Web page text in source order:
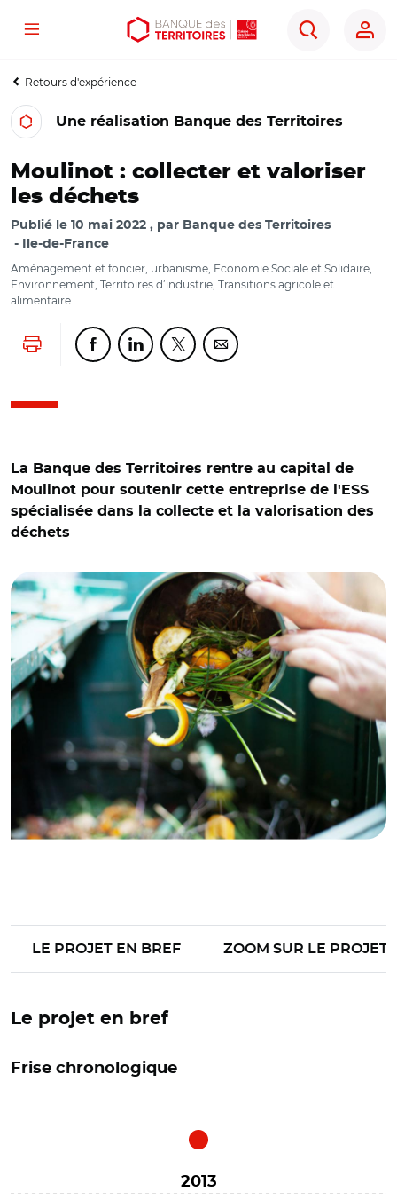
Aller
contenu
Aller
menu
Ouvrir
outils
Menu
Rechercher
Retours d'expérience
Une réalisation Banque des Territoires
Moulinot : collecter et valoriser
les déchets
Publié le 10 mai 2022 par Banque des Territoires
Ile-de-France
Aménagement et foncier, urbanisme, Economie Sociale et Solidaire,
Environnement, Territoires d’industrie, Transitions agricole et
alimentaire
Lancer l'impressionPartager cette page sur Facebook
Partager cette page sur Linkedin
Partager cette page sur Twitter
Partager cette page sur
La Banque des Territoires rentre au capital de
Moulinot pour soutenir cette entreprise de l'ESS
spécialisée dans la collecte et la valorisation des
déchets
LE PROJET EN BREF ZOOM SUR LE PROJET
Le projet en bref
Frise chronologique
2013